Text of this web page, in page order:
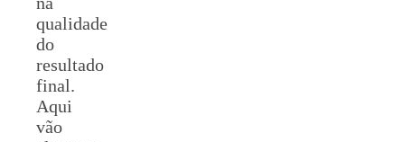
qualidade
do
resultado
final.
Aqui
vão